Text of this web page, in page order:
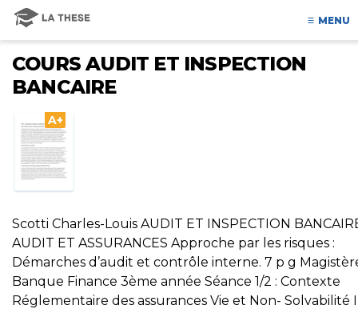
MENU
COURS AUDIT ET INSPECTION
BANCAIRE
A+
Scotti Charles-Louis AUDIT ET INSPECTION
AUDIT ET ASSURANCES Approche par les risques :
Démarches d’audit et contrôle interne. 7 p g
Banque Finance 3ème année Séance 1/2 : Contexte
Réglementaire des assurances Vie et Non- Solvabilité